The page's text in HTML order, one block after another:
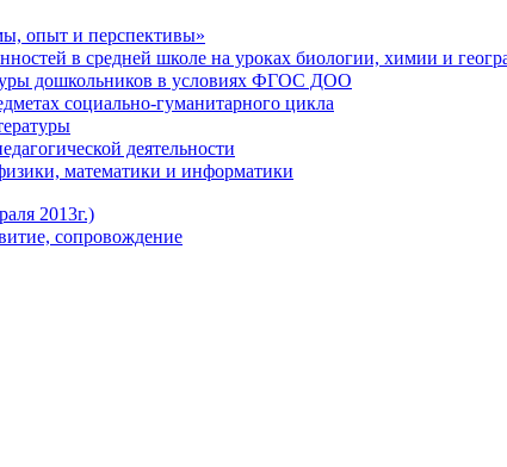
опыт и перспективы»
в средней школе на уроках биологии, химии и
дошкольников в условиях ФГОС ДОО
социально-гуманитарного цикла
деятельности
математики и информатики
2013г.)
сопровождение